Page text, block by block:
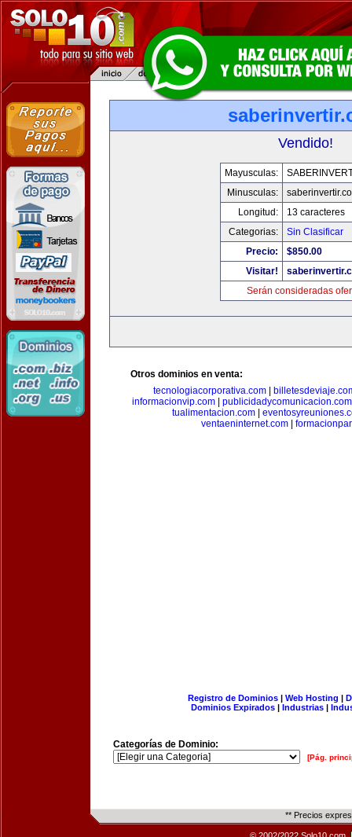
Vendido!
Mayusculas:
Minusculas:
Longitud:
13 caracteres
Categorias:
Sin Clasificar
Precio:
$850.00
Visitar!
Serán consideradas
Otros dominios en venta:
tecnologiacorporativa.com|
informacionvip.com| publicidadycomunicacion.com
tualimentacion.com
ventaeninternet.com|
Registro de Dominios| Web Hosting |
Dominios Expirados | Industrias |
Categorías de Dominio:
[Pág.
** Precios